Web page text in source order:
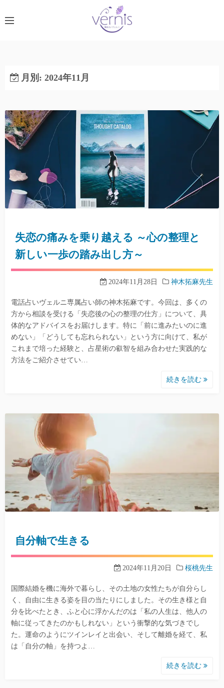
ン
ッ
プ
月別: 2024年11月
失恋の痛みを乗り越える ～心の整理と
新しい一歩の踏み出し方～
2024年11月28日 神木拓麻先生
電話占いヴェルニ専属占い師の神木拓麻です。今回は、多くの
方から相談を受ける「失恋後の心の整理の仕方」について、具
体的なアドバイスをお届けします。特に「前に進みたいのに進
めない」「どうしても忘れられない」という方に向けて、私が
これまで培った経験と、占星術の叡智を組み合わせた実践的な
方法をご紹介させてい…
続きを読む
自分軸で生きる
2024年11月20日 桜桃先生
国際結婚を機に海外で暮らし、その土地の女性たちが自分らし
く、自由に生きる姿を目の当たりにしました。その生き様と自
分を比べたとき、ふと心に浮かんだのは「私の人生は、他人の
軸に従ってきたのかもしれない」という衝撃的な気づきでし
た。運命のようにツインレイと出会い、そして離婚を経て、私
は「自分の軸」を持つよ…
続きを読む